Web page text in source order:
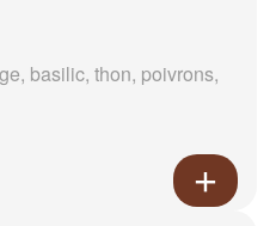
basilic, thon, poivrons,